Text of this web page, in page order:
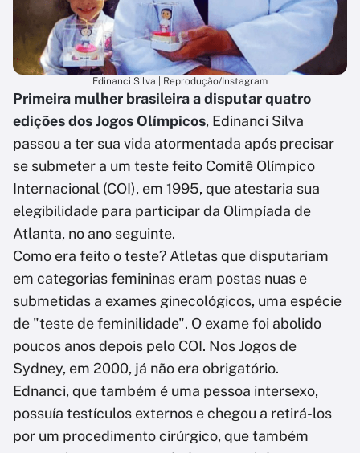
Edinanci Silva | Reprodução/Instagram
Primeira mulher brasileira a disputar quatro
edições dos Jogos Olímpicos, Edinanci Silva
passou a ter sua vida atormentada após precisar
se submeter a um teste feito Comitê Olímpico
Internacional (COI), em 1995, que atestaria sua
elegibilidade para participar da Olimpíada de
Atlanta, no ano seguinte.
Como era feito o teste? Atletas que disputariam
em categorias femininas eram postas nuas e
submetidas a exames ginecológicos, uma espécie
de "teste de feminilidade". O exame foi abolido
poucos anos depois pelo COI. Nos Jogos de
Sydney, em 2000, já não era obrigatório.
Ednanci, que também é uma pessoa intersexo,
possuía testículos externos e chegou a retirá-los
por um procedimento cirúrgico, que também